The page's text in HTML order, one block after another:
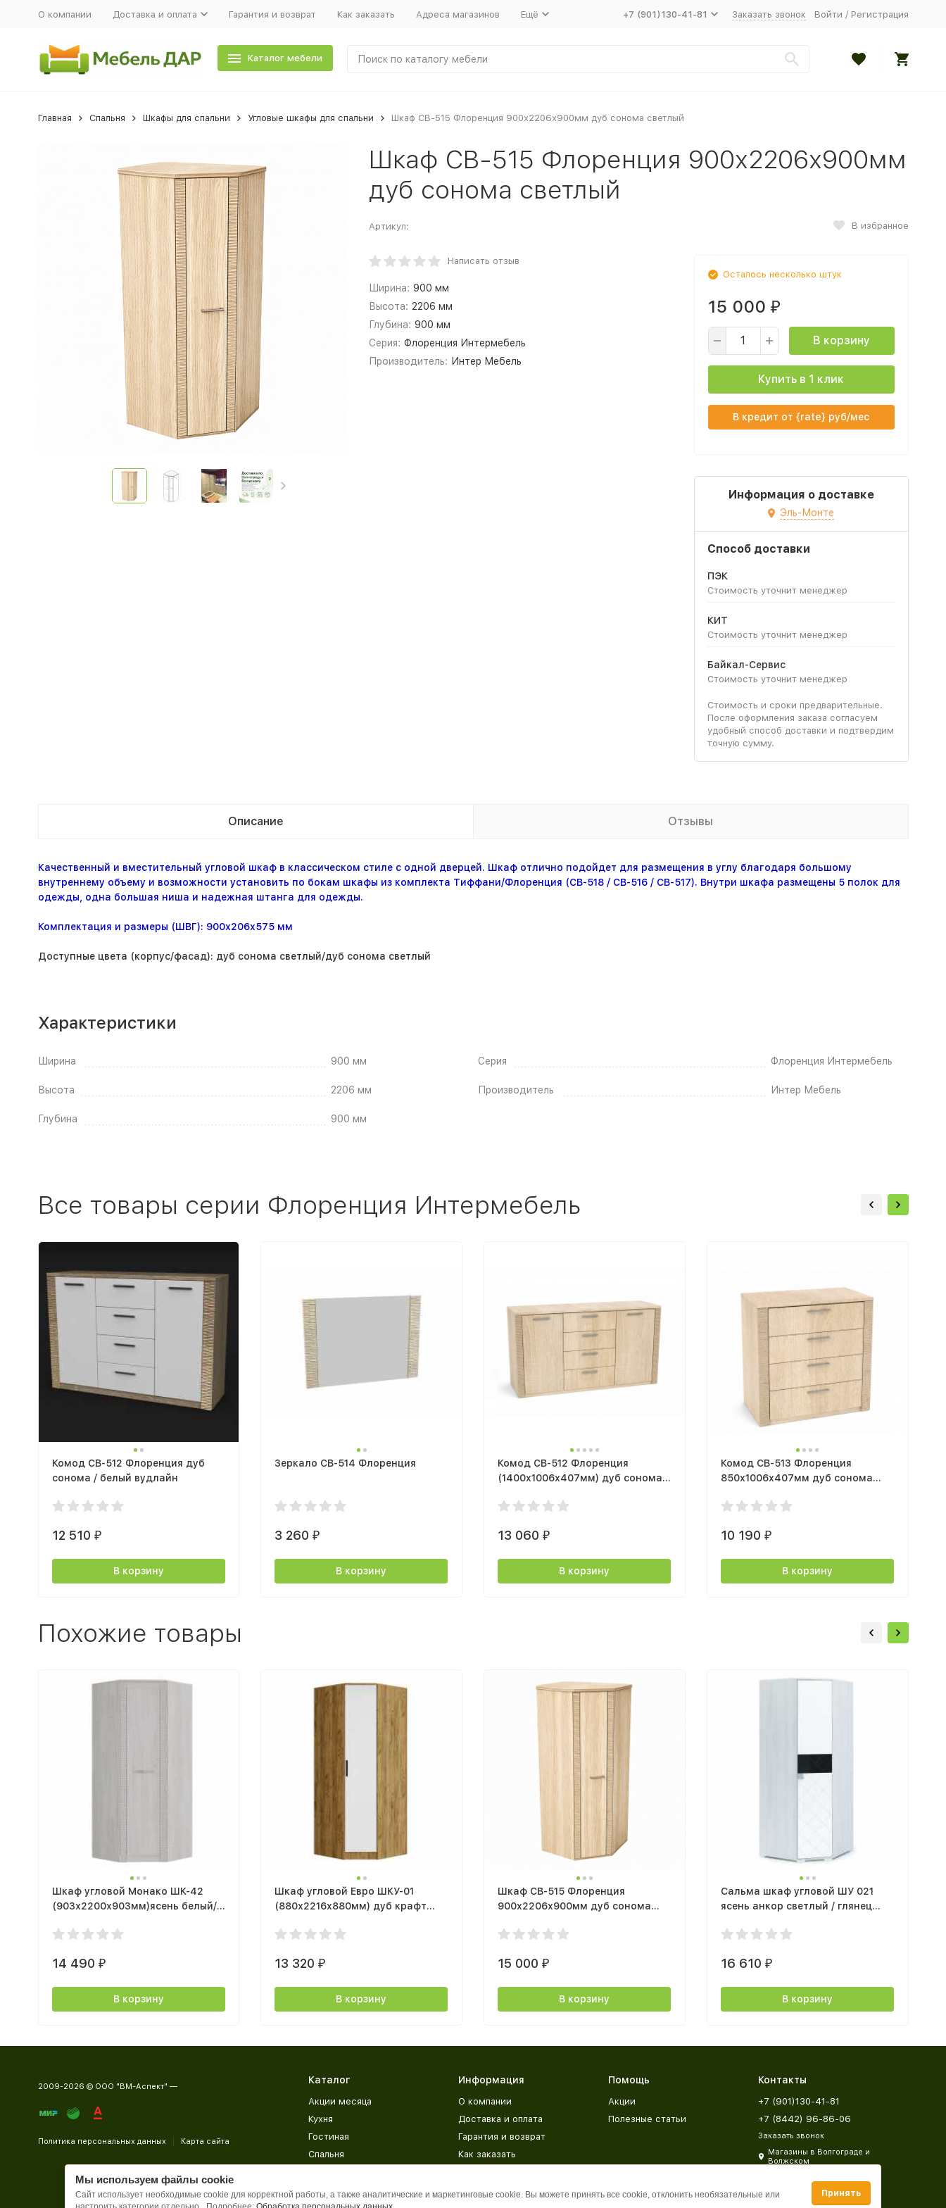
О компании Доставка и оплата Гарантия и возврат Как заказать Адреса магазинов Ещё +7 (901)130-41-81 Заказать звонок Войти / Регистрация
Каталог мебели
Главная Спальня Шкафы для спальни Угловые шкафы для спальни Шкаф СВ-515 Флоренция 900х2206х900мм дуб сонома светлый
Шкаф СВ-515 Флоренция 900х2206х900мм
дуб сонома светлый
Артикул: В избранное
Написать отзыв
Ширина: 900 мм
Высота: 2206 мм
Глубина: 900 мм
Серия: Флоренция Интермебель
Производитель: Интер Мебель
Осталось несколько штук
15 000 ₽
В корзину
Купить в 1 клик
В кредит от {rate} руб/мес
Информация о доставке
Эль-Монте
Способ доставки
ПЭК
Стоимость уточнит менеджер
КИТ
Стоимость уточнит менеджер
Байкал-Сервис
Стоимость уточнит менеджер
Стоимость и сроки предварительные.
После оформления заказа согласуем
удобный способ доставки и подтвердим
точную сумму.
Описание Отзывы
Качественный и вместительный угловой шкаф в классическом стиле с одной дверцей. Шкаф отлично подойдет для размещения в углу благодаря большому
внутреннему объему и возможности установить по бокам шкафы из комплекта Тиффани/Флоренция (СВ-518 / СВ-516 / СВ-517). Внутри шкафа размещены 5 полок для
одежды, одна большая ниша и надежная штанга для одежды.
Комплектация и размеры (ШВГ): 900х206х575 мм
Доступные цвета (корпус/фасад): дуб сонома светлый/дуб сонома светлый
Характеристики
Ширина 900 мм
Высота 2206 мм
Глубина 900 мм
Серия Флоренция Интермебель
Производитель Интер Мебель
Все товары серии Флоренция Интермебель
Комод СВ-512 Флоренция дуб
сонома / белый вудлайн
12 510 ₽
В корзину
Зеркало СВ-514 Флоренция
3 260₽
В корзину
Комод СВ-512 Флоренция
(1400х1006х407мм) дуб сонома
13 060 ₽
В корзину
Комод СВ-513 Флоренция
850х1006х407мм дуб сонома
10 190 ₽
В корзину
Похожие товары
Шкаф угловой Монако ШК-42
(903х2200х903мм)ясень белый/
14 490 ₽
В корзину
Шкаф угловой Евро ШКУ-01
(880х2216х880мм) дуб крафт
13 320₽
В корзину
Шкаф СВ-515 Флоренция
900х2206х900мм дуб сонома
15 000 ₽
В корзину
Сальма шкаф угловой ШУ 021
ясень анкор светлый / глянец
16 610 ₽
В корзину
2009-2026 © ООО "ВМ-Аспект" —
Политика персональных данных Карта сайта
Каталог
Акции месяца
Кухня
Гостиная
Спальня
Прихожая
Информация
О компании
Доставка и оплата
Гарантия и возврат
Как заказать
База знаний
Помощь
Акции
Полезные статьи
Контакты
+7 (901)130-41-81
+7 (8442) 96-86-06
Заказать звонок
Магазины в Волгограде и
Волжском
Мы используем файлы cookie
Сайт использует необходимые cookie для корректной работы, а также аналитические и маркетинговые cookie. Вы можете принять все cookie, отклонить необязательные или
Принять